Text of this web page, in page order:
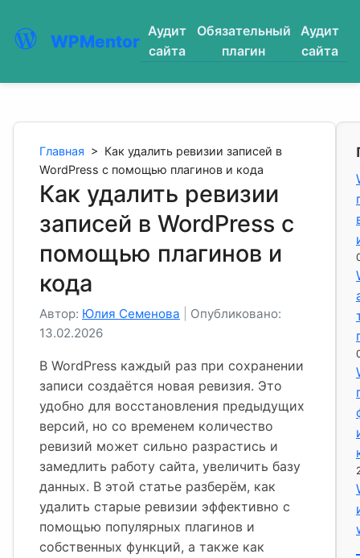
WPMentor
Аудит
сайта
Обязательный
плагин
Аудит
сайта
Главная > Как удалить ревизии записей в
WordPress с помощью плагинов и кода
Как удалить ревизии
записей в WordPress с
помощью плагинов и
кода
Автор: Юлия Семенова
Опубликовано:
13.02.2026
В WordPress каждый раз при сохранении
записи создаётся новая ревизия. Это
удобно для восстановления предыдущих
версий, но со временем количество
ревизий может сильно разрастись и
замедлить работу сайта, увеличить базу
данных. В этой статье разберём, как
удалить старые ревизии эффективно с
помощью популярных плагинов и
собственных функций, а также как